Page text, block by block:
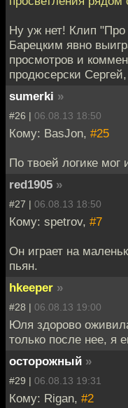
Ну уж нет! Клип
Барецким явно
просмотров и
продюсерски Сергей,
sumerki »
#26 | 06.08.13 18:50
Кому: BasJon, #25
По твоей логике мог
red1905 »
#27 | 06.08.13 18:50
Кому: spetrov, #7
Он играет на
пьян.
hkeeper »
#28 | 06.08.13 19:00
Юля здорово
только после нее, я
осторожный »
#29 | 06.08.13 19:31
Кому: Rigan, #2